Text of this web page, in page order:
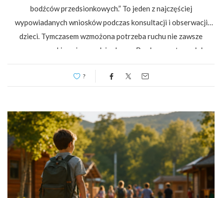
bodźców przedsionkowych.” To jeden z najczęściej
wypowiadanych wniosków podczas konsultacji i obserwacji
dzieci. Tymczasem wzmożona potrzeba ruchu nie zawsze
oznacza poszukiwanie przedsionkowe. Bardzo często podobne
zachowania obserwujemy również u dzieci z podwrażliwością
przedsionkową. Oba obrazy kliniczne mogą wydawać się
?